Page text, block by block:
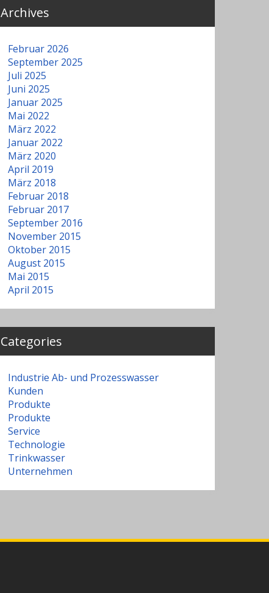
Archives
Februar 2026
September 2025
Juli 2025
Juni 2025
Januar 2025
Mai 2022
März 2022
Januar 2022
März 2020
April 2019
März 2018
Februar 2018
Februar 2017
September 2016
November 2015
Oktober 2015
August 2015
Mai 2015
April 2015
Categories
Industrie Ab- und Prozesswasser
Kunden
Produkte
Produkte
Service
Technologie
Trinkwasser
Unternehmen